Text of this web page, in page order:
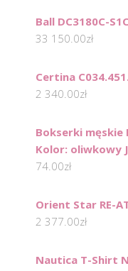
Ball DC3180C-
33 150.00zł
Certina
2 340.00zł
Bokserki męskie
Kolor: oliwkowy
74.00zł
Orient Star RE-
2 377.00zł
Nautica T-Shirt